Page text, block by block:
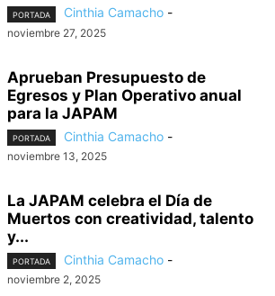
PORTADA Cinthia Camacho -
noviembre 27, 2025
Aprueban Presupuesto de
Egresos y Plan Operativo anual
para la JAPAM
PORTADA Cinthia Camacho -
noviembre 13, 2025
La JAPAM celebra el Día de
Muertos con creatividad, talento
y...
PORTADA Cinthia Camacho -
noviembre 2, 2025